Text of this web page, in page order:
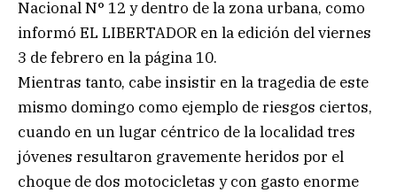
Nacional N° 12 y dentro de la zona urbana, como
informó EL LIBERTADOR en la edición del viernes
3 de febrero en la página 10.
Mientras tanto, cabe insistir en la tragedia de este
mismo domingo como ejemplo de riesgos ciertos,
cuando en un lugar céntrico de la localidad tres
jóvenes resultaron gravemente heridos por el
choque de dos motocicletas y con gasto enorme